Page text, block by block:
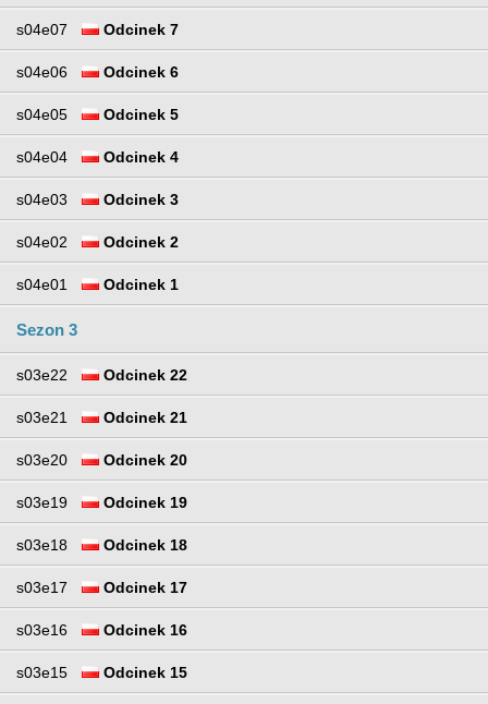
s04e07 Odcinek 7
s04e06 Odcinek 6
s04e05 Odcinek 5
s04e04 Odcinek 4
s04e03 Odcinek 3
s04e02 Odcinek 2
s04e01 Odcinek 1
Sezon 3
s03e22 Odcinek 22
s03e21 Odcinek 21
s03e20 Odcinek 20
s03e19 Odcinek 19
s03e18 Odcinek 18
s03e17 Odcinek 17
s03e16 Odcinek 16
s03e15 Odcinek 15